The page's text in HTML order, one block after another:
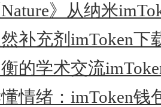
》从纳米
补充剂imToken下
的学术交流
情绪：imToken钱